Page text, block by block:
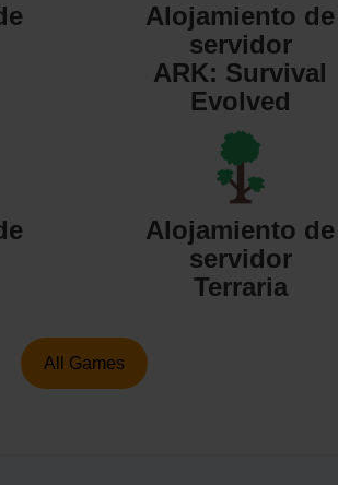
Alojamiento de
servidor
ARK: Survival
Evolved
Alojamiento de
servidor
Terraria
All Games